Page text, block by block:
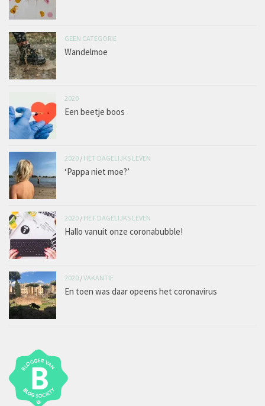
GEEN CATEGORIE
Wandelmoe
2020
Een beetje boos
2020 / HET DAGELIJKS LEVEN
‘Pappa niet moe?’
2020 / HET DAGELIJKS LEVEN
Hallo vanuit onze coronabubble!
2020 /VAKANTIE
En toen was daar opeens het coronavirus